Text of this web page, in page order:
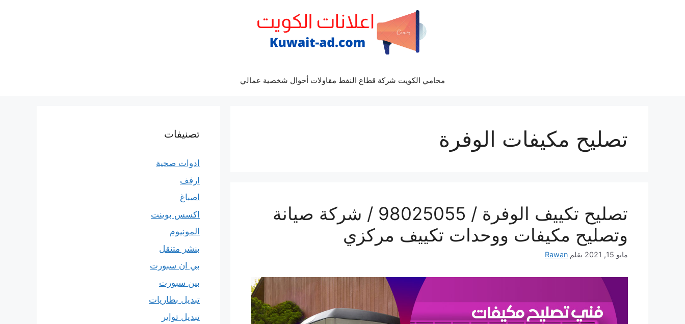
محامي الكويت شركة قطاع النفط مقاولات أحوال شخصية عمالي
تصليح مكيفات الوفرة
تصليح تكييف الوفرة / 98025055 / شركة صيانة
وتصليح مكيفات ووحدات تكييف مركزي
مايو 15, 2021 بقلم Rawan
تصنيفات
ادوات صحية
ارفف
اصباغ
اكسس بوينت
المونيوم
بنشر متنقل
بي ان سبورت
بين سبورت
تبديل بطاريات
تبديل تواير